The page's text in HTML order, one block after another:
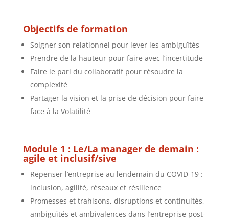
Objectifs de formation
Soigner son relationnel pour lever les ambiguïtés
Prendre de la hauteur pour faire avec l’incertitude
Faire le pari du collaboratif pour résoudre la
complexité
Partager la vision et la prise de décision pour faire
face à la Volatilité
Module 1 : Le/La manager de demain :
agile et inclusif/sive
Repenser l’entreprise au lendemain du COVID-19 :
inclusion, agilité, réseaux et résilience
Promesses et trahisons, disruptions et continuités,
ambiguïtés et ambivalences dans l’entreprise post-